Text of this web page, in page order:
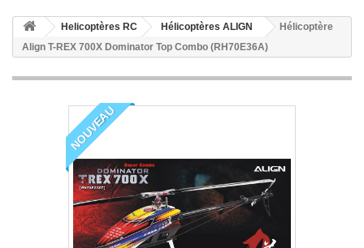
Helicoptères RC Hélicoptères ALIGN
Hélicoptère
Align T-REX 700X Dominator Top Combo (RH70E36A)
NOUVEAU